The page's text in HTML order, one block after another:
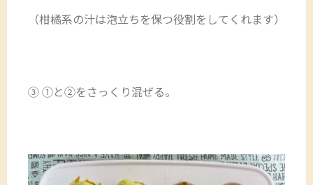
（柑橘系の汁は泡立ちを保つ役割をしてくれます）
③ ①と②をさっくり混ぜる。